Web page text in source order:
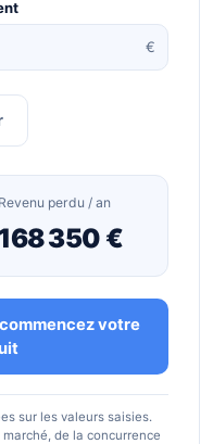
€
Revenu perdu / an
168 350 €
votre
sur les valeurs saisies.
de la concurrence